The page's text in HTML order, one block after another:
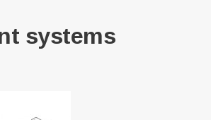
systems